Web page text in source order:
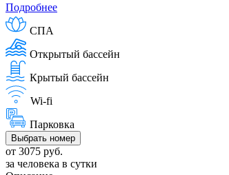
Подробнее
СПА
Открытый бассейн
Крытый бассейн
Wi-fi
Парковка
Выбрать номер
от 3075 руб.
за человека в сутки